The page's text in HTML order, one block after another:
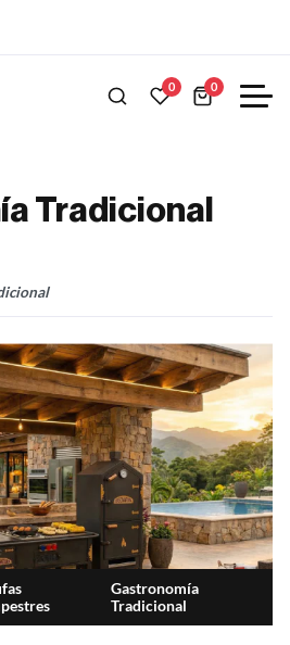
0 0
Tradicional
Gastronomía
Tradicional